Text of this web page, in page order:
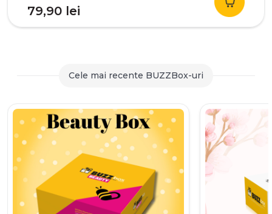
inițial
a
290,00 lei.
79,90 lei
curent
79,90 lei.
Cele mai recente BUZZBox-uri